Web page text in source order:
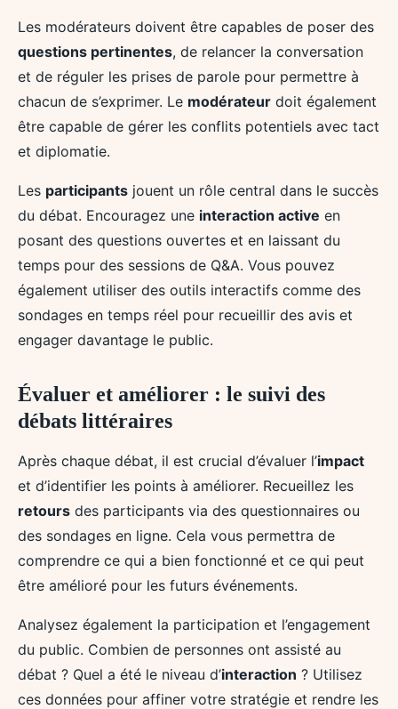
Les modérateurs doivent être capables de poser des
questions pertinentes, de relancer la conversation
et de réguler les prises de parole pour permettre à
chacun de s’exprimer. Le modérateur doit également
être capable de gérer les conflits potentiels avec tact
et diplomatie.
Les participants jouent un rôle central dans le succès
du débat. Encouragez une interaction active en
posant des questions ouvertes et en laissant du
temps pour des sessions de Q&A. Vous pouvez
également utiliser des outils interactifs comme des
sondages en temps réel pour recueillir des avis et
engager davantage le public.
Évaluer et améliorer : le suivi des
débats littéraires
Après chaque débat, il est crucial d’évaluer l’impact
et d’identifier les points à améliorer. Recueillez les
retours des participants via des questionnaires ou
des sondages en ligne. Cela vous permettra de
comprendre ce qui a bien fonctionné et ce qui peut
être amélioré pour les futurs événements.
Analysez également la participation et l’engagement
du public. Combien de personnes ont assisté au
débat ? Quel a été le niveau d’interaction ? Utilisez
ces données pour affiner votre stratégie et rendre les